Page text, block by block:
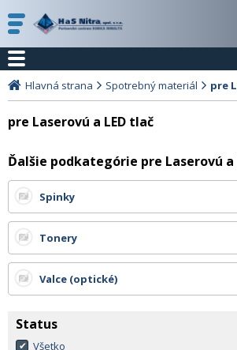
Hlavná strana Spotrebný materiál pre
pre Laserovú a LED tlač
Ďalšie podkategórie pre Laserovú a
Spinky
Tonery
Valce (optické)
Status
Všetko